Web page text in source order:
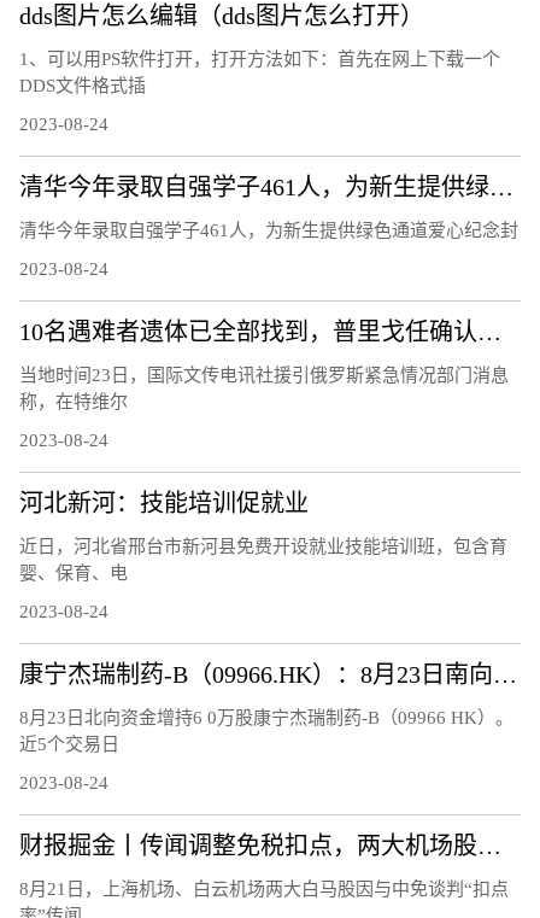
dds图片怎么编辑（dds图片怎么打开）
1、可以用PS软件打开，打开方法如下：首先在网上下载一个
DDS文件格式插
2023-08-24
清华今年录取自强学子461人，为新生提供绿色通道爱心纪念封
清华今年录取自强学子461人，为新生提供绿色通道爱心纪念封
2023-08-24
10名遇难者遗体已全部找到，普里戈任确认遇难
当地时间23日，国际文传电讯社援引俄罗斯紧急情况部门消息
称，在特维尔
2023-08-24
河北新河：技能培训促就业
近日，河北省邢台市新河县免费开设就业技能培训班，包含育
婴、保育、电
2023-08-24
康宁杰瑞制药-B（09966.HK）：8月23日南向资金增持6万股
8月23日北向资金增持6 0万股康宁杰瑞制药-B（09966 HK）。
近5个交易日
2023-08-24
财报掘金丨传闻调整免税扣点，两大机场股连跌3日!首批航空股中报、7月航运数据均报喜，航空板块大周期何时兑现？
8月21日，上海机场、白云机场两大白马股因与中免谈判“扣点